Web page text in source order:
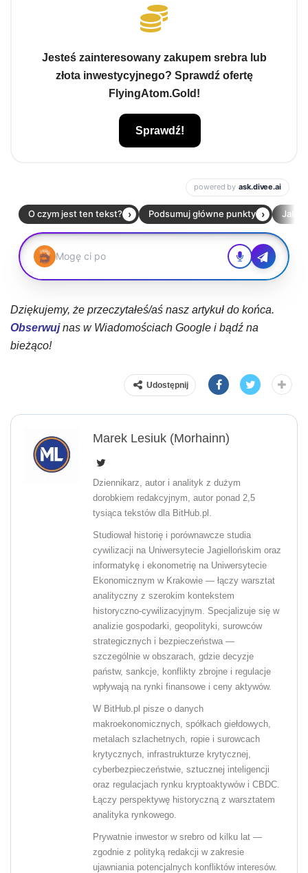
Jesteś zainteresowany zakupem srebra lub
złota inwestycyjnego? Sprawdź ofertę
FlyingAtom.Gold!
Sprawdź!
Dziękujemy, że przeczytałeś/aś nasz artykuł do końca.
Obserwujnas w Wiadomościach Google i bądź na
bieżąco!
Udostępnij
Marek Lesiuk (Morhainn)
Dziennikarz, autor i analityk z dużym
dorobkiem redakcyjnym, autor ponad 2,5
tysiąca tekstów dla BitHub.pl.
Studiował historię i porównawcze studia
cywilizacji na Uniwersytecie Jagiellońskim oraz
informatykę i ekonometrię na Uniwersytecie
Ekonomicznym w Krakowie — łączy warsztat
analityczny z szerokim kontekstem
historyczno-cywilizacyjnym. Specjalizuje się w
analizie gospodarki, geopolityki, surowców
strategicznych i bezpieczeństwa —
szczególnie w obszarach, gdzie decyzje
państw, sankcje, konflikty zbrojne i regulacje
wpływają na rynki finansowe i ceny aktywów.
W BitHub.pl pisze o danych
makroekonomicznych, spółkach giełdowych,
metalach szlachetnych, ropie i surowcach
krytycznych, infrastrukturze krytycznej,
cyberbezpieczeństwie, sztucznej inteligencji
oraz regulacjach rynku kryptoaktywów i CBDC.
Łączy perspektywę historyczną z warsztatem
analityka rynkowego.
Prywatnie inwestor w srebro od kilku lat —
zgodnie z polityką redakcji w zakresie
ujawniania potencjalnych konfliktów interesów.